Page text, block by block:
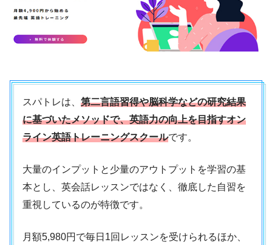
スパトレは、 第二言語習得や脳科学などの研究結果
に基づいたメソッドで、英語力の向上を目指すオン
ライン英語トレーニングスクールです。
大量のインプットと少量のアウトプットを学習の基
本とし、英会話レッスンではなく、徹底した自習を
重視しているのが特徴です。
月額5,980円で毎日1回レッスンを受けられるほか、